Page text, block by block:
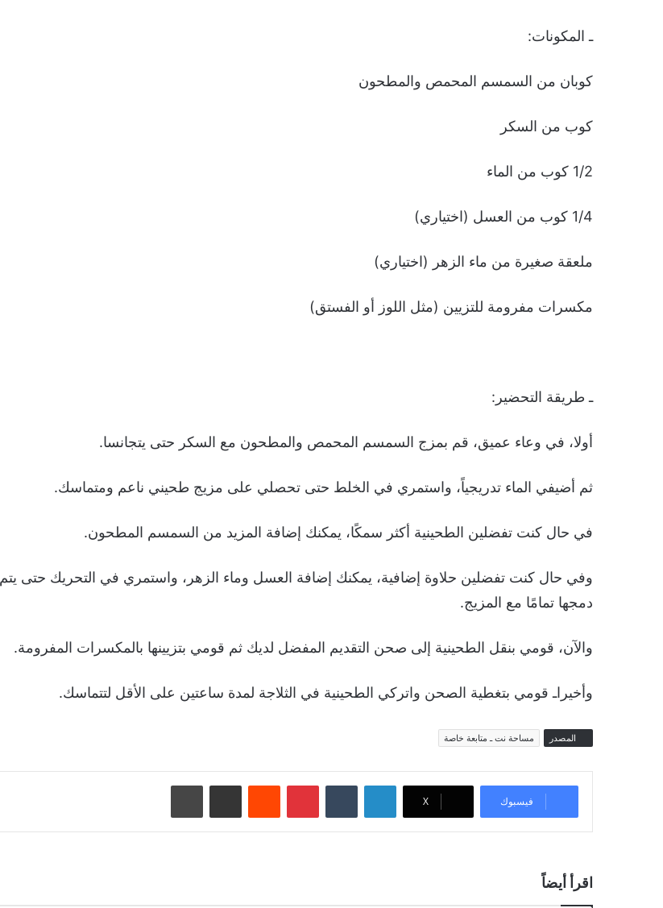
ـ المكونات:
كوبان من السمسم المحمص والمطحون
كوب من السكر
1/2 كوب من الماء
1/4 كوب من العسل (اختياري)
ملعقة صغيرة من ماء الزهر (اختياري)
مكسرات مفرومة للتزيين (مثل اللوز أو الفستق)
ـ طريقة التحضير:
أولا، في وعاء عميق، قم بمزج السمسم المحمص والمطحون مع السكر حتى يتجانسا.
ثم أضيفي الماء تدريجياً، واستمري في الخلط حتى تحصلي على مزيج طحيني ناعم ومتماسك.
في حال كنت تفضلين الطحينية أكثر سمكًا، يمكنك إضافة المزيد من السمسم المطحون.
وفي حال كنت تفضلين حلاوة إضافية، يمكنك إضافة العسل وماء الزهر، واستمري في التحريك حتى يتم
دمجها تمامًا مع المزيج.
والآن، قومي بنقل الطحينية إلى صحن التقديم المفضل لديك ثم قومي بتزيينها بالمكسرات المفرومة.
وأخيراـ قومي بتغطية الصحن واتركي الطحينية في الثلاجة لمدة ساعتين على الأقل لتتماسك.
المصدر مساحة نت ـ متابعة خاصة
فيسبوك ‫X
لينكدإن بينتيريست
اقرأ أيضاً